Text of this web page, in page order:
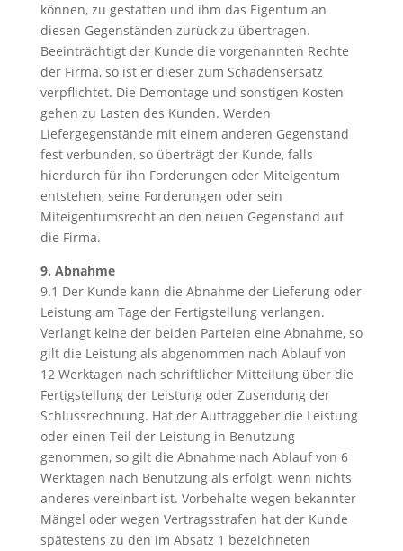
können, zu gestatten und ihm das Eigentum an
diesen Gegenständen zurück zu übertragen.
Beeinträchtigt der Kunde die vorgenannten Rechte
der Firma, so ist er dieser zum Schadensersatz
verpflichtet. Die Demontage und sonstigen Kosten
gehen zu Lasten des Kunden. Werden
Liefergegenstände mit einem anderen Gegenstand
fest verbunden, so überträgt der Kunde, falls
hierdurch für ihn Forderungen oder Miteigentum
entstehen, seine Forderungen oder sein
Miteigentumsrecht an den neuen Gegenstand auf
die Firma.
9. Abnahme
9.1 Der Kunde kann die Abnahme der Lieferung oder
Leistung am Tage der Fertigstellung verlangen.
Verlangt keine der beiden Parteien eine Abnahme, so
gilt die Leistung als abgenommen nach Ablauf von
12 Werktagen nach schriftlicher Mitteilung über die
Fertigstellung der Leistung oder Zusendung der
Schlussrechnung. Hat der Auftraggeber die Leistung
oder einen Teil der Leistung in Benutzung
genommen, so gilt die Abnahme nach Ablauf von 6
Werktagen nach Benutzung als erfolgt, wenn nichts
anderes vereinbart ist. Vorbehalte wegen bekannter
Mängel oder wegen Vertragsstrafen hat der Kunde
spätestens zu den im Absatz 1 bezeichneten